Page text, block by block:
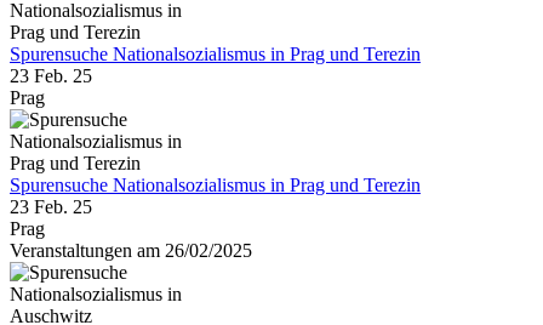
Spurensuche Nationalsozialismus in Prag und Terezin
23 Feb. 25
Prag
Spurensuche Nationalsozialismus in Prag und Terezin
23 Feb. 25
Prag
Veranstaltungen am 26/02/2025